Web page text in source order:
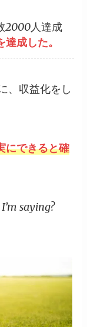
2000人達成
成した。
、収益化をし
にできると確
saying?